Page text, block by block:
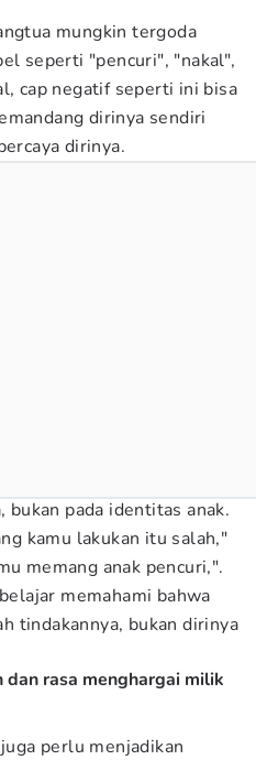
mungkin tergoda
seperti "pencuri", "nakal",
cap negatif seperti ini bisa
dirinya sendiri
dirinya.
bukan pada identitas anak.
kamu lakukan itu salah,"
memang anak pencuri,".
memahami bahwa
tindakannya, bukan dirinya
dan rasa menghargai milik
perlu menjadikan